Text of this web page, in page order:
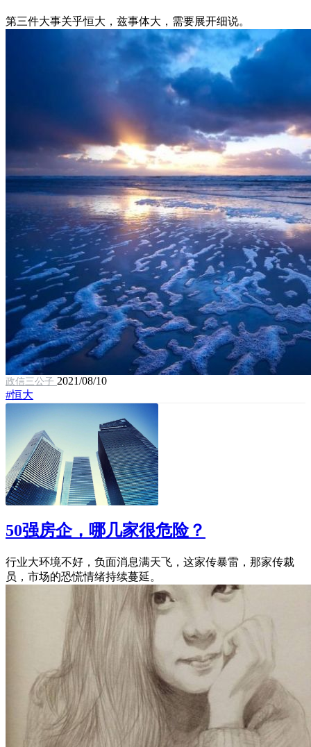
第三件大事关乎恒大，兹事体大，需要展开细说。
政信三公子 2021/08/10
#恒大
50强房企，哪几家很危险？
行业大环境不好，负面消息满天飞，这家传暴雷，那家传裁
员，市场的恐慌情绪持续蔓延。